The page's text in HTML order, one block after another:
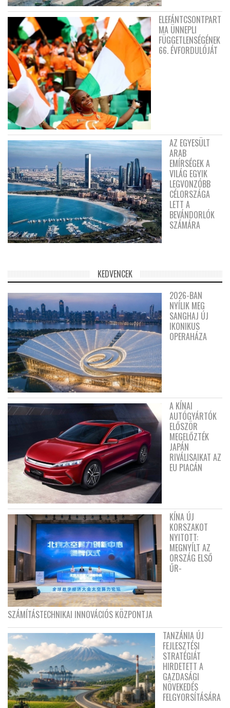
ELEFÁNTCSONTPART
MA ÜNNEPLI
FÜGGETLENSÉGÉNEK
66. ÉVFORDULÓJÁT
AZ EGYESÜLT
ARAB
EMÍRSÉGEK A
VILÁG EGYIK
LEGVONZÓBB
CÉLORSZÁGA
LETT A
BEVÁNDORLÓK
SZÁMÁRA
KEDVENCEK
2026-BAN
NYÍLIK MEG
SANGHAJ ÚJ
IKONIKUS
OPERAHÁZA
A KÍNAI
AUTÓGYÁRTÓK
ELŐSZÖR
MEGELŐZTÉK
JAPÁN
RIVÁLISAIKAT AZ
EU PIACÁN
KÍNA ÚJ
KORSZAKOT
NYITOTT:
MEGNYÍLT AZ
ORSZÁG ELSŐ
ŰR-
SZÁMÍTÁSTECHNIKAI INNOVÁCIÓS KÖZPONTJA
TANZÁNIA ÚJ
FEJLESZTÉSI
STRATÉGIÁT
HIRDETETT A
GAZDASÁGI
NÖVEKEDÉS
FELGYORSÍTÁSÁRA